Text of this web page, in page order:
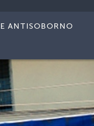
ANTISOBORNO